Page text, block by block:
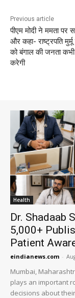
Previous article
पीएम मोदी ने ममता पर
और कहा- राष्ट्रपति
को बंगाल की जनता
करेगी
Health
Dr. Shadaab
5,000+
Patient
eindianews.com -
Mumbai,
plays an important
decisions about